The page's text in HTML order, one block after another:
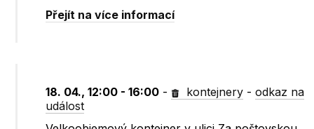
Přejít na více informací
18. 04., 12:00 - 16:00 - kontejnery -odkaz na
událost